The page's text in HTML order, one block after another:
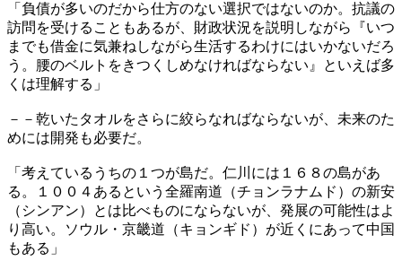
「負債が多いのだから仕方のない選択ではないのか。抗議の
訪問を受けることもあるが、財政状況を説明しながら『いつ
までも借金に気兼ねしながら生活するわけにはいかないだろ
う。腰のベルトをきつくしめなければならない』といえば多
くは理解する」
－－乾いたタオルをさらに絞らなればならないが、未来のた
めには開発も必要だ。
「考えているうちの１つが島だ。仁川には１６８の島があ
る。１００４あるという全羅南道（チョンラナムド）の新安
（シンアン）とは比べものにならないが、発展の可能性はよ
り高い。ソウル・京畿道（キョンギド）が近くにあって中国
もある」